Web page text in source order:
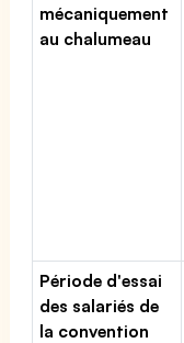
mécaniquement
au chalumeau
Période d'essai
des salariés de
la convention